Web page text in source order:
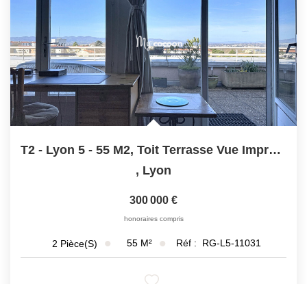
T2 - Lyon 5 - 55 M2, Toit Terrasse Vue Imprenable
, Lyon
300 000 €
honoraires compris
2 Pièce(s) 55 M² Réf : RG-L5-11031